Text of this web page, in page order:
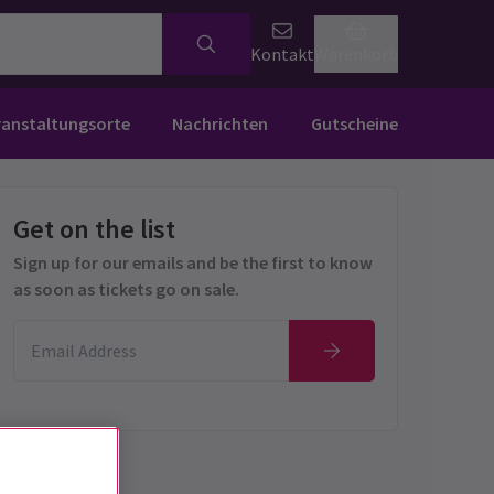
Kontakt
Nachrichten Gutscheine
Get on the list
Sign up for our emails and be the first to know
as soon as tickets go on sale.